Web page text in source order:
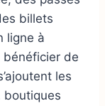
billets
ligne à
bénéficier de
les
boutiques